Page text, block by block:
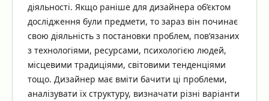
діяльності. Якщо раніше для дизайнера об’єктом
дослідження були предмети, то зараз він починає
свою діяльність з постановки проблем, пов’язаних
з технологіями, ресурсами, психологією людей,
місцевими традиціями, світовими тенденціями
тощо. Дизайнер має вміти бачити ці проблеми,
аналізувати їх структуру, визначати різні варіанти